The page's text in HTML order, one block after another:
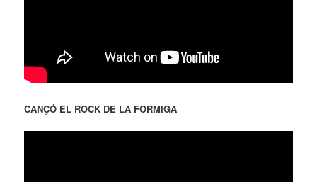
CANÇÓ EL ROCK DE LA FORMIGA